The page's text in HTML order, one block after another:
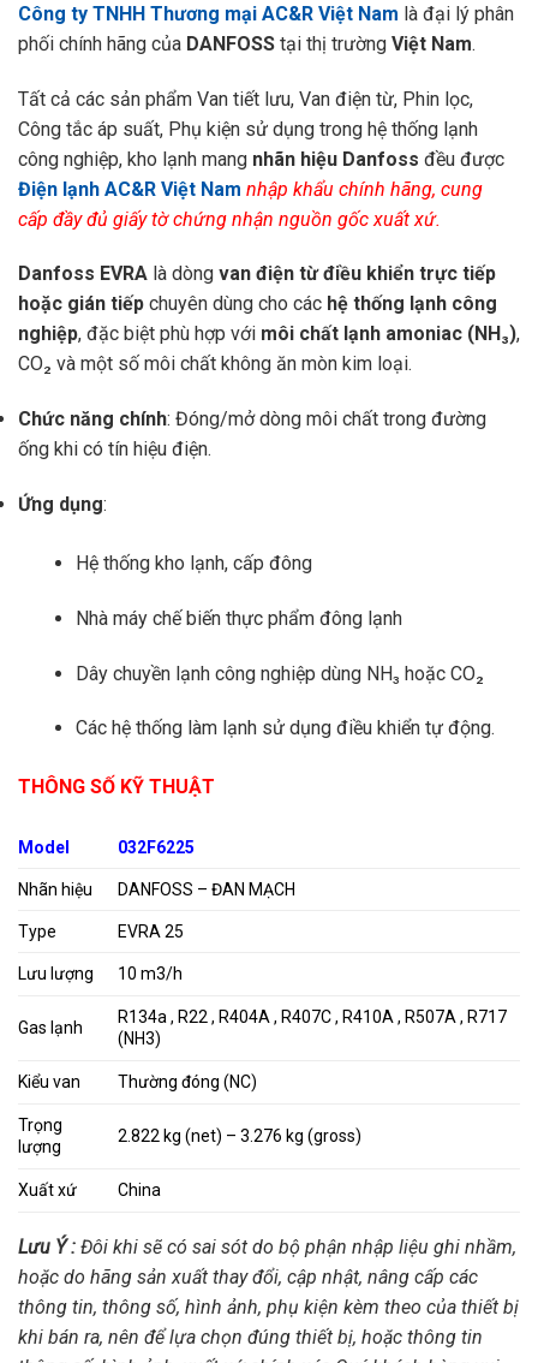
Công ty TNHH Thương mại AC&R Việt Nam là đại lý phân
phối chính hãng của DANFOSS tại thị trường Việt Nam.
Tất cả các sản phẩm Van tiết lưu, Van điện từ, Phin lọc,
Công tắc áp suất, Phụ kiện sử dụng trong hệ thống lạnh
công nghiệp, kho lạnh mang nhãn hiệu Danfoss đều được
Điện lạnh AC&R Việt Nam nhập khẩu chính hãng, cung
cấp đầy đủ giấy tờ chứng nhận nguồn gốc xuất xứ.
Danfoss EVRA là dòng van điện từ điều khiển trực tiếp
hoặc gián tiếp chuyên dùng cho các hệ thống lạnh công
nghiệp, đặc biệt phù hợp với môi chất lạnh amoniac (NH₃),
CO₂ và một số môi chất không ăn mòn kim loại.
Chức năng chính: Đóng/mở dòng môi chất trong đường
ống khi có tín hiệu điện.
Ứng dụng:
Hệ thống kho lạnh, cấp đông
Nhà máy chế biến thực phẩm đông lạnh
Dây chuyền lạnh công nghiệp dùng NH₃ hoặc CO₂
Các hệ thống làm lạnh sử dụng điều khiển tự động.
THÔNG SỐ KỸ THUẬT
Model 032F6225
Nhãn hiệu DANFOSS – ĐAN MẠCH
Type EVRA 25
Lưu lượng 10 m3/h
Gas lạnh
R134a , R22 , R404A , R407C , R410A , R507A , R717
(NH3)
Kiểu van Thường đóng (NC)
Trọng
lượng
2.822 kg (net) – 3.276 kg (gross)
Xuất xứ China
Lưu Ý : Đôi khi sẽ có sai sót do bộ phận nhập liệu ghi nhầm,
hoặc do hãng sản xuất thay đổi, cập nhật, nâng cấp các
thông tin, thông số, hình ảnh, phụ kiện kèm theo của thiết bị
khi bán ra, nên để lựa chọn đúng thiết bị, hoặc thông tin